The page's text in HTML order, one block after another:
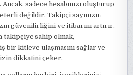
sadece hesabınızı oluşturup
değildir. Takipçi sayınızın
güvenilirliğini ve itibarını artırır.
takipçiye sahip olmak,
bir kitleye ulaşmasını sağlar ve
dikkatini çeker.